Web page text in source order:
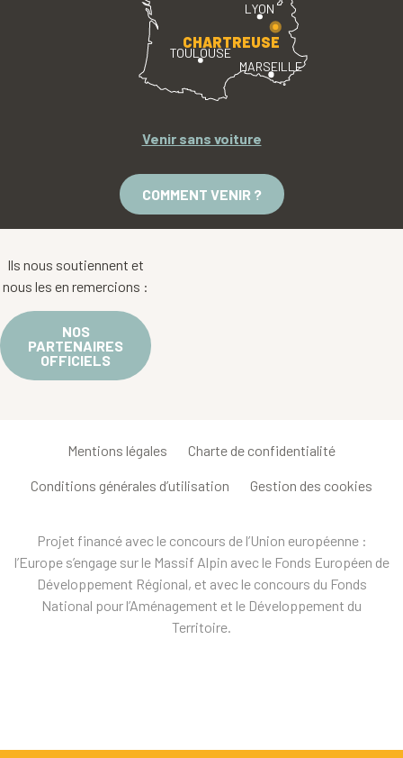
LYON
TOULOUSE
MARSEILLE
CHARTREUSE
Venir sans voiture
COMMENT VENIR ?
Ils nous soutiennent et
nous les en remercions :
NOS
PARTENAIRES
OFFICIELS
Mentions légales Charte de confidentialité
Conditions générales d’utilisation Gestion des cookies
Projet financé avec le concours de l’Union européenne :
l’Europe s’engage sur le Massif Alpin avec le Fonds Européen de
Développement Régional, et avec le concours du Fonds
National pour l’Aménagement et le Développement du
Territoire.